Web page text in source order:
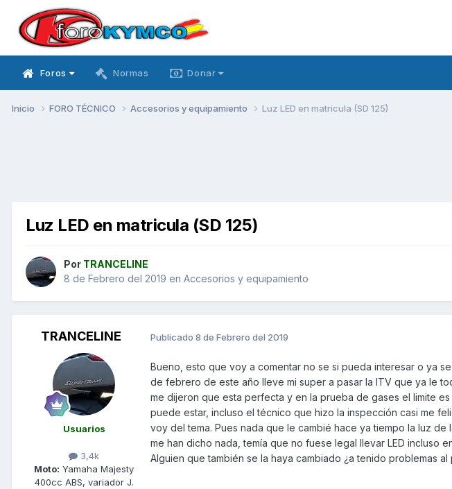
Foros Normas Donar
Inicio FORO TÉCNICO Accesorios y equipamiento Luz LED en matricula (SD 125)
Luz LED en matricula (SD 125)
Por TRANCELINE
8 de Febrero del 2019 en Accesorios y equipamiento
TRANCELINE
Usuarios
3,4k
Moto: Yamaha Majesty
400cc ABS, variador J.
Publicado 8 de Febrero del 2019
Bueno, esto que voy a comentar no se si pueda interesar o ya
de febrero de este año lleve mi super a pasar la ITV que ya le
me dijeron que esta perfecta y en la prueba de gases el limite
puede estar, incluso el técnico que hizo la inspección casi me
voy del tema. Pues nada que le cambié hace ya tiempo la luz de
me han dicho nada, temía que no fuese legal llevar LED incluso
Alguien que también se la haya cambiado ¿a tenido problemas al